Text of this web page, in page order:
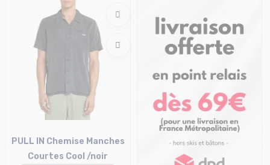
XS | S | M
PULL IN Chemise Manches
Courtes Cool /noir